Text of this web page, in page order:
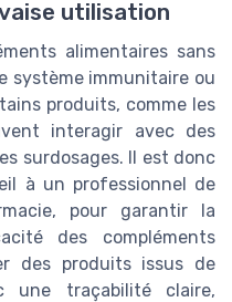
utilisation
alimentaires sans
système immunitaire ou
produits, comme les
interagir avec des
surdosages. Il est donc
à un professionnel de
pour garantir la
des compléments
des produits issus de
une traçabilité claire,